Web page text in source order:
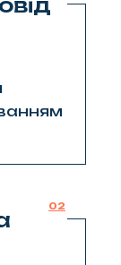
02